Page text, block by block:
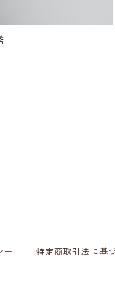
ー 特定商取引法に基